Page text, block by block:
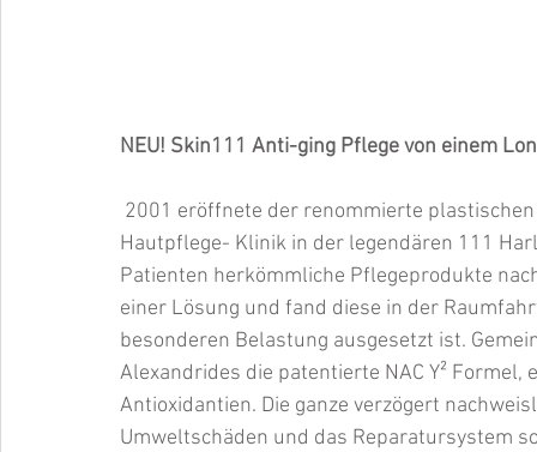
NEU! Skin111 Anti-ging Pflege von einem
Hautpflege- Klinik in der legendären 111
Patienten herkömmliche Pflegeprodukte
einer Lösung und fand diese in der
besonderen Belastung ausgesetzt ist.
Alexandrides die patentierte NAC Y²
Antioxidantien. Die ganze verzögert
Umweltschäden und das Reparatursystem